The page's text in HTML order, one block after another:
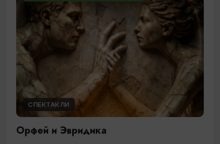
СПЕКТАКЛИ
Орфей и Эвридика